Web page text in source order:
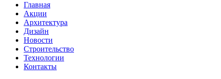
Главная
Акции
Архитектура
Дизайн
Новости
Строительство
Технологии
Контакты